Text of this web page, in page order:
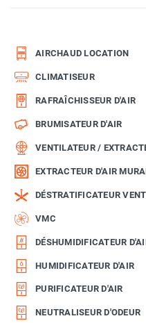
AIRCHAUD LOCATION
CLIMATISEUR
RAFRAÎCHISSEUR D'AIR
BRUMISATEUR D'AIR
VENTILATEUR /
EXTRACTEUR D'AIR
DÉSTRATIFICATEUR
VMC
DÉSHUMIDIFICATEUR
HUMIDIFICATEUR D'AIR
PURIFICATEUR D'AIR
NEUTRALISEUR D'ODEUR